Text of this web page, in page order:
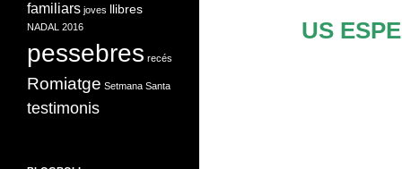
US
familiars joves llibres
NADAL 2016
pessebres recés
Romiatge Setmana Santa
testimonis